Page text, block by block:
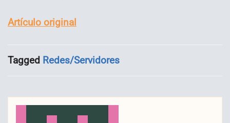
Artículo original
Tagged Redes/Servidores